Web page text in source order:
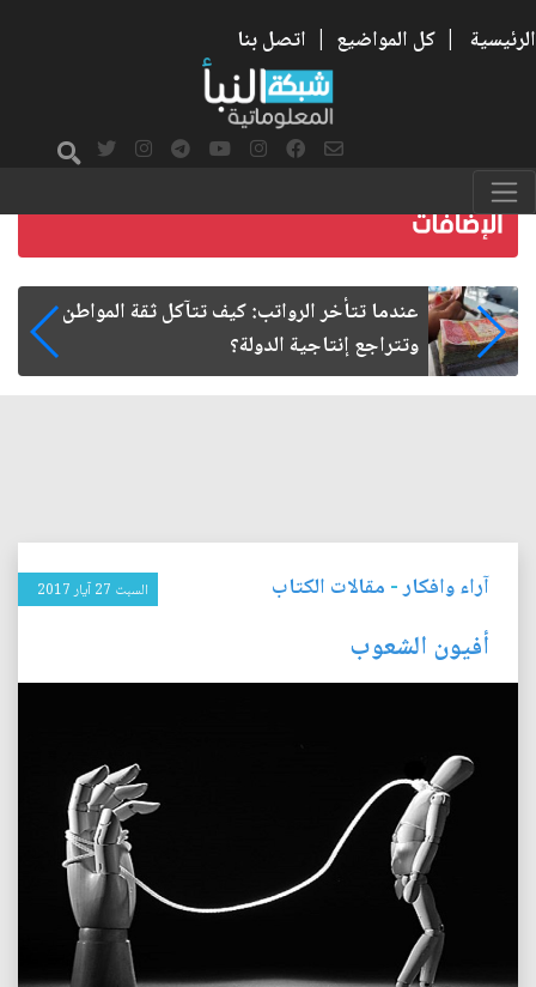
الرئيسية | كل المواضيع | اتصل بنا
صمت الطريق بعد الأربعين
آراء وافكار- مقالات الكتاب السبت 27 آيار 2017
أفيون الشعوب